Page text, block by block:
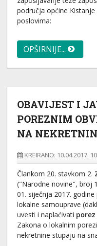
područja općine
poslovima:
OPŠIRNIJE...
OBAVIJEST I
POREZNIM
NA
KREIRANO: 10.04.2017.
Člankom 20. stavkom 2.
("Narodne novine", broj
01. siječnja 2017.
lokalne samouprave
uvesti i naplaćivati
Zakona o lokalnim
nekretnine stupaju na